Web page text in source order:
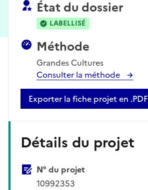
État du dossier
LABELLISÉ
Méthode
Grandes Cultures
Consulter la méthode
Exporter la fiche projet en .PDF
Détails du projet
N° du projet
10992353